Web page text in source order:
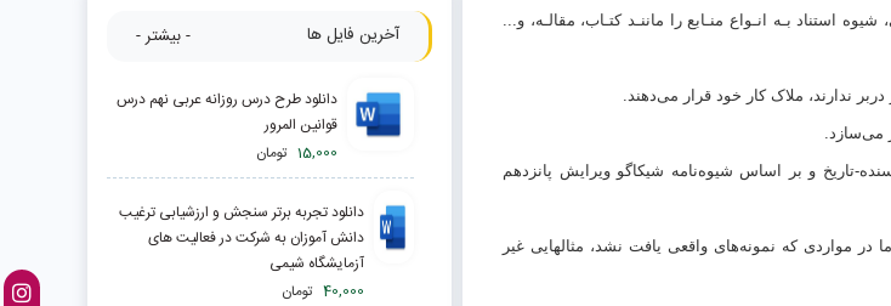
آخرین فایل ها - بیشتر -
دانلود طرح درس روزانه عربی نهم درس
قوانین المرور
15,000 تومان
دانلود تجربه برتر سنجش و ارزشیابی ترغیب
دانش آموزان به شرکت در فعالیت های
آزمایشگاه شیمی
40,000 تومان
استناد بـه انـواع منـابع را ماننـد کتـاب، مقالـه، و...
ندارند، ملاک کار خود قرار می‌دهند.
می‌سازد.
تاریخ و بر اساس شیوه‌نامه شیکاگو ویرایش پانزدهم
در مواردی که نمونه‌های واقعی یافت نشد، مثالهایی غیر